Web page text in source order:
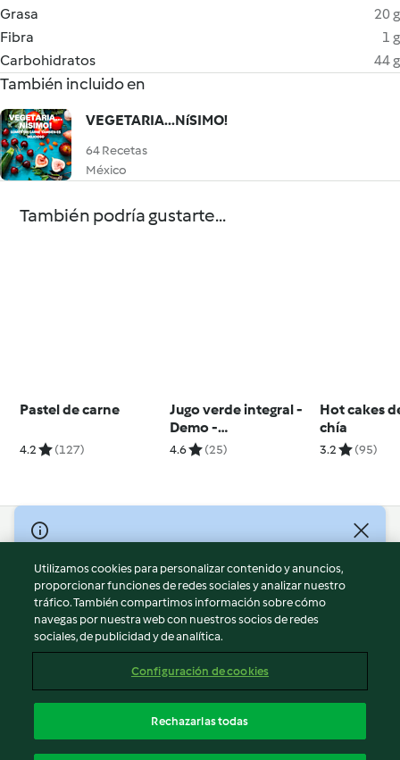
Grasa
20 g
Fibra
1 g
Carbohidratos
44 g
También incluido en
VEGETARIA...NíSIMO!
64 Recetas
México
También podría gustarte...
Pastel de carne
4.2 (127)
Jugo verde integral -
Demo -
presentadores
4.6 (25)
Hot cakes
chía
3.2 (95)
© Copyright 2026
Términos de uso
Política de privacidad
Aviso legal
Información legal
Reportar contenido
Declaración de accesibilidad
Utilizamos cookies para personalizar contenido y anuncios,
proporcionar funciones de redes sociales y analizar nuestro
tráfico. También compartimos información sobre cómo
navegas por nuestra web con nuestros socios de redes
sociales, de publicidad y de analítica.
Configuración de cookies
Rechazarlas todas